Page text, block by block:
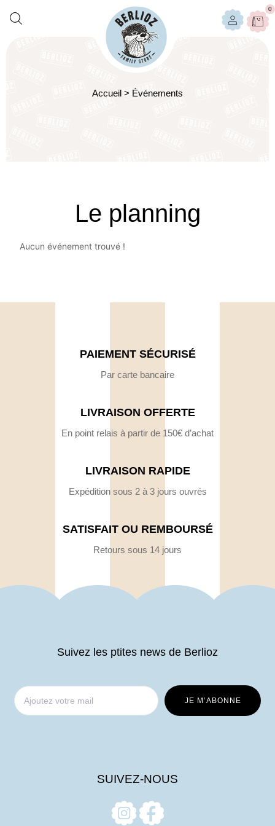
0
Accueil > Événements
Le planning
Aucun événement trouvé !
PAIEMENT SÉCURISÉ
Par carte bancaire
LIVRAISON OFFERTE
En point relais à partir de 150€ d’achat
LIVRAISON RAPIDE
Expédition sous 2 à 3 jours ouvrés
SATISFAIT OU REMBOURSÉ
Retours sous 14 jours
Suivez les ptites news de Berlioz
SUIVEZ-NOUS